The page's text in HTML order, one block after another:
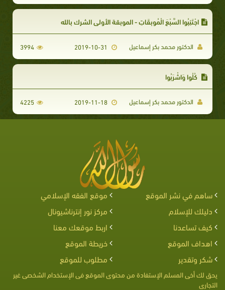
اجْتَنِبُوا السَّبْعَ الْمُوبِقَاتِ - الموبقة الأولى الشرك بالله
الدكتور محمد بكر إسماعيل 3994
كُلُوا وَاشْرَبُوا
الدكتور محمد بكر إسماعيل 4225
ساهم في نشر الموقع
موقع الفقه الإسلامي
دليلك للإسلام
مركز نور إنترناشيونال
كيف تساعدنا
اربط موقعك معنا
اهداف الموقع
خريطة الموقع
شكر وتقدير
مطلوب للموقع
يحق لك أخى المسلم الإستفادة من محتوى الموقع فى الإستخدام الشخصى غير
التجارى